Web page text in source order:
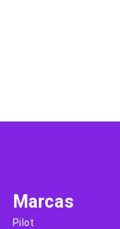
Marcas
Pilot